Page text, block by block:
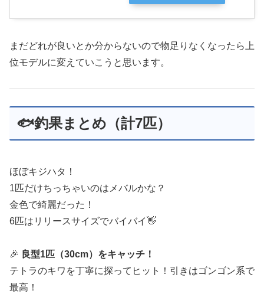
まだどれが良いとか分からないので物足りなくなったら上
位モデルに変えていこうと思います。
🐟釣果まとめ（計7匹）
ほぼキジハタ！
1匹だけちっちゃいのはメバルかな？
金色で綺麗だった！
6匹はリリースサイズでバイバイ👋
🎉 良型1匹（30cm）をキャッチ！
テトラのキワを丁寧に探ってヒット！引きはゴンゴン系で
最高！